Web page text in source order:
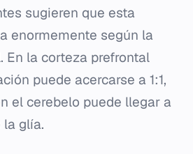
sugieren que esta
enormemente según la
En la corteza prefrontal
puede acercarse a 1:1,
el cerebelo puede llegar a
la glía.